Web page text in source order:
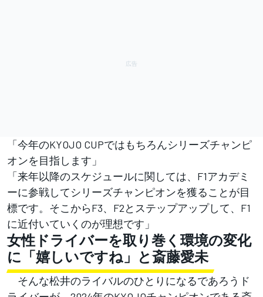
「今年のKYOJO CUPではもちろんシリーズチャンピ
オンを目指します」
「来年以降のスケジュールに関しては、F1アカデミ
ーに参戦してシリーズチャンピオンを獲ることが目
標です。そこからF3、F2とステップアップして、F1
に近付いていくのが理想です」
女性ドライバーを取り巻く環境の変化
に「嬉しいですね」と斎藤愛未
そんな松井のライバルのひとりになるであろうド